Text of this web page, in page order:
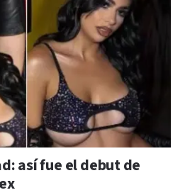
así fue el debut de